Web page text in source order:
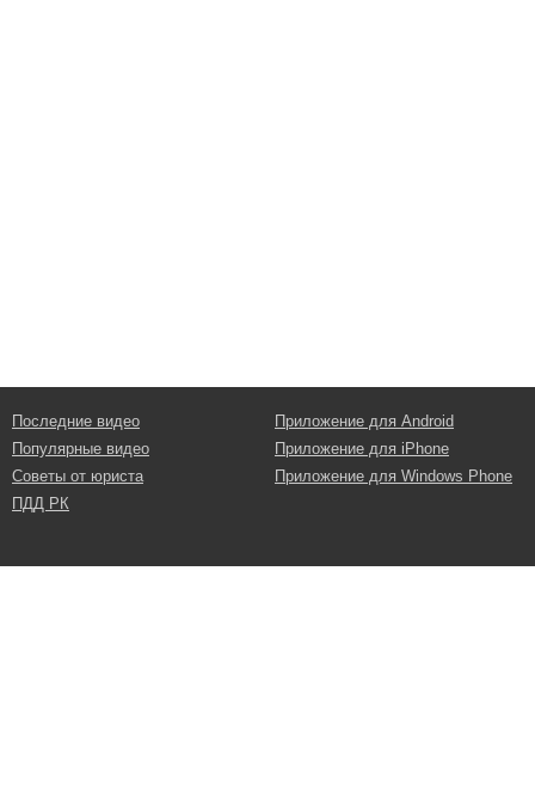
Последние видео
Популярные видео
Советы от юриста
ПДД РК
Приложение для Android
Приложение для iPhone
Приложение для Windows Phone